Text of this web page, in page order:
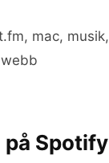
, mac, musik,
webb
på Spotify